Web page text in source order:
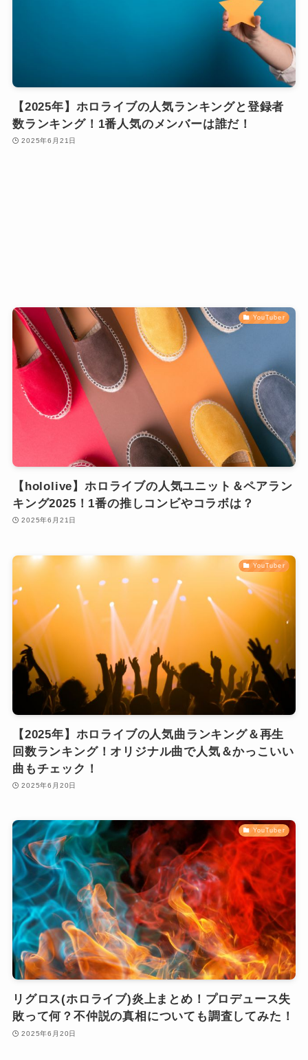
【2025年】ホロライブの人気ランキングと登録者
数ランキング！1番人気のメンバーは誰だ！
2025年6月21日
YouTuber
【hololive】ホロライブの人気ユニット＆ペアラン
キング2025！1番の推しコンビやコラボは？
2025年6月21日
YouTuber
【2025年】ホロライブの人気曲ランキング＆再生
回数ランキング！オリジナル曲で人気＆かっこいい
曲もチェック！
2025年6月20日
YouTuber
リグロス(ホロライブ)炎上まとめ！プロデュース失
敗って何？不仲説の真相についても調査してみた！
2025年6月20日